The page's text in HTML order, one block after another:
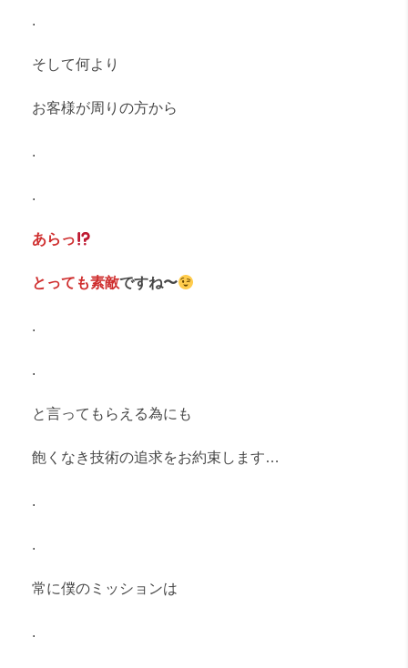
.
そして何より
お客様が周りの方から
.
.
あらっ
とっても素敵ですね〜
.
.
と言ってもらえる為にも
飽くなき技術の追求をお約束します…
.
.
常に僕のミッションは
.